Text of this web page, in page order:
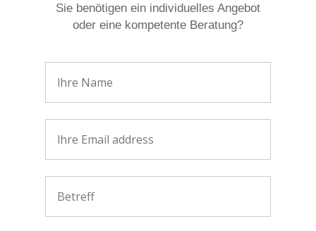
Sie benötigen ein individuelles Angebot
oder eine kompetente Beratung?